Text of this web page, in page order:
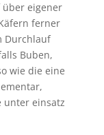
über eigener
ferner
Durchlauf
Buben,
wie die eine
unter einsatz